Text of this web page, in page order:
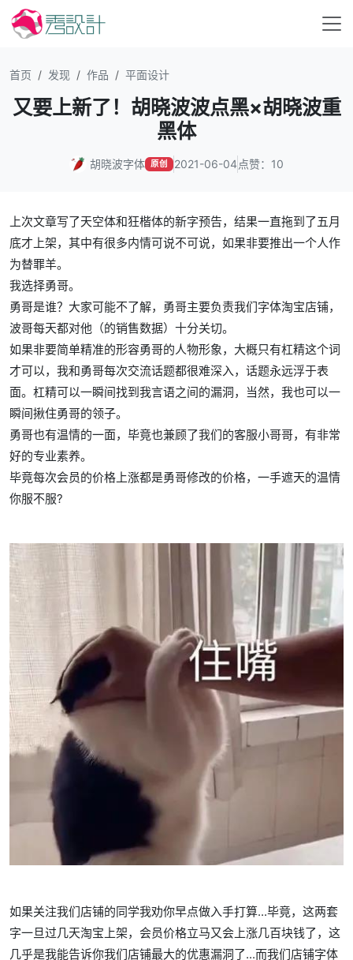
首页 发现 作品 平面设计
又要上新了！胡晓波波点黑×胡晓波重
黑体
胡晓波字体 原创 2021-06-04 点赞：10
上次文章写了天空体和狂楷体的新字预告，结果一直拖到了五月
底才上架，其中有很多内情可说不可说，如果非要推出一个人作
为替罪羊。
我选择勇哥。
勇哥是谁？大家可能不了解，勇哥主要负责我们字体淘宝店铺，
波哥每天都对他（的销售数据）十分关切。
如果非要简单精准的形容勇哥的人物形象，大概只有杠精这个词
才可以，我和勇哥每次交流话题都很难深入，话题永远浮于表
面。杠精可以一瞬间找到我言语之间的漏洞，当然，我也可以一
瞬间揪住勇哥的领子。
勇哥也有温情的一面，毕竟也兼顾了我们的客服小哥哥，有非常
好的专业素养。
毕竟每次会员的价格上涨都是勇哥修改的价格，一手遮天的温情
你服不服?
如果关注我们店铺的同学我劝你早点做入手打算...毕竟，这两套
字一旦过几天淘宝上架，会员价格立马又会上涨几百块钱了，这
几乎是我能告诉你我们店铺最大的优惠漏洞了...而我们店铺字体